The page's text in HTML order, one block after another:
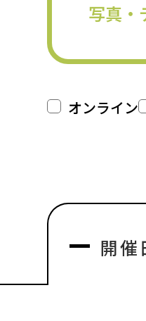
写真・
オンライン
開催